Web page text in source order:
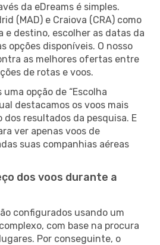
da eDreams é simples.
(MAD) e Craiova (CRA) como
e destino, escolher as datas da
opções disponíveis. O nosso
as melhores ofertas entre
de rotas e voos.
opção de “Escolha
destacamos os voos mais
resultados da pesquisa. E
ver apenas voos de
suas companhias aéreas
dos voos durante a
configurados usando um
com base na procura
Por conseguinte, o